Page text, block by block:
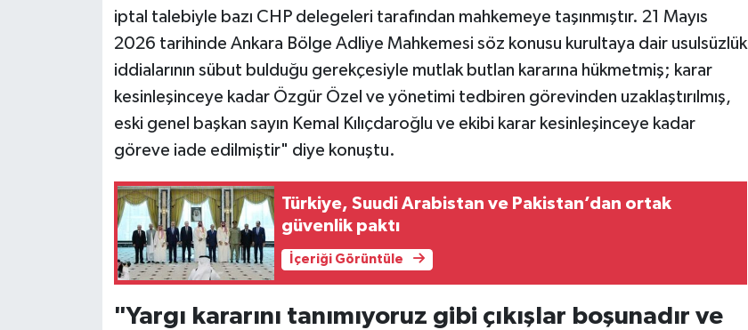
iptal talebiyle bazı CHP delegeleri tarafından mahkemeye taşınmıştır. 21 Mayıs
2026 tarihinde Ankara Bölge Adliye Mahkemesi söz konusu kurultaya dair usulsüzlük
iddialarının sübut bulduğu gerekçesiyle mutlak butlan kararına hükmetmiş; karar
kesinleşinceye kadar Özgür Özel ve yönetimi tedbiren görevinden uzaklaştırılmış,
eski genel başkan sayın Kemal Kılıçdaroğlu ve ekibi karar kesinleşinceye kadar
göreve iade edilmiştir" diye konuştu.
Türkiye, Suudi Arabistan ve Pakistan’dan ortak
güvenlik paktı
İçeriği Görüntüle
"Yargı kararını tanımıyoruz gibi çıkışlar boşunadır ve